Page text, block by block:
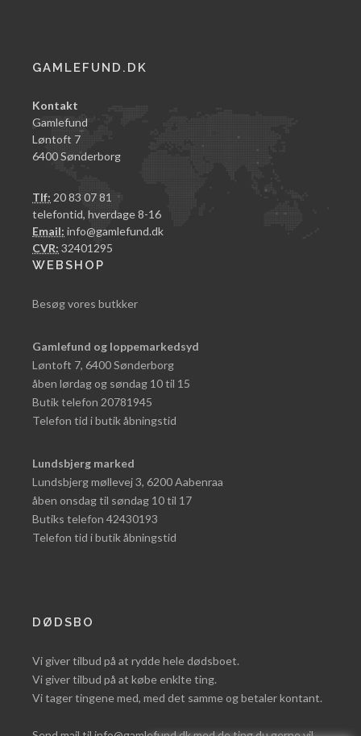
GAMLEFUND.DK
Kontakt
Gamlefund
Løntoft 7
6400 Sønderborg
Tlf: 20 83 07 81
telefontid, hverdage 8-16
Email: info@gamlefund.dk
CVR: 32401295
WEBSHOP
Besøg vores butkker
Gamlefund og loppemarkedsyd
Løntoft 7, 6400 Sønderborg
åben lørdag og søndag 10 til 15
Butik telefon 20781945
Telefon tid i butik åbningstid
Lundsbjerg marked
Lundsbjerg møllevej 3, 6200 Aabenraa
åben onsdag til søndag 10 til 17
Butiks telefon 42430193
Telefon tid i butik åbningstid
DØDSBO
Vi giver tilbud på at rydde hele dødsboet.
Vi giver tilbud på at købe enklte ting.
Vi tager tingene med, med det samme og betaler kontant.